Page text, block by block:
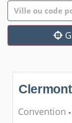
Convention